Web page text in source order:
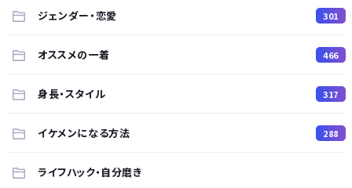
ジェンダー・恋愛
301
オススメの一着 466
身長・スタイル 317
イケメンになる方法 288
ライフハック・自分磨き